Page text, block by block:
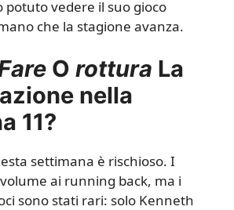
potuto vedere il suo gioco
che la stagione avanza.
O rottura La
nella
11?
settimana è rischioso. I
ai running back, ma i
sono stati rari: solo Kenneth